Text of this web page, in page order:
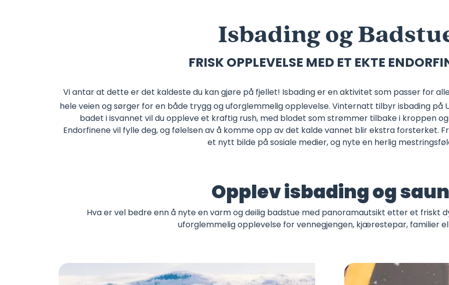
Isbading og
FRISK OPPLEVELSE MED ET EKTE
Vi antar at dette er det kaldeste du kan gjøre på fjellet! Isbading er en aktivitet som passer for
hele veien og sørger for en både trygg og uforglemmelig opplevelse. Vinternatt tilbyr isbading på
badet i isvannet vil du oppleve et kraftig rush, med blodet som strømmer tilbake i kroppen
Endorfinene vil fylle deg, og følelsen av å komme opp av det kalde vannet blir ekstra forsterket.
et nytt bilde på sosiale medier, og nyte en herlig
Opplev isbading og
Hva er vel bedre enn å nyte en varm og deilig badstue med panoramautsikt etter et friskt
uforglemmelig opplevelse for vennegjengen, kjærestepar, familier